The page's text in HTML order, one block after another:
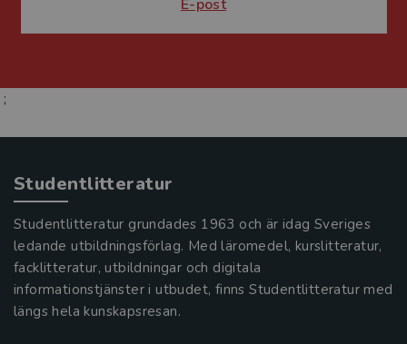
E-post
;
Studentlitteratur
Studentlitteratur grundades 1963 och är idag Sveriges
ledande utbildningsförlag. Med läromedel, kurslitteratur,
facklitteratur, utbildningar och digitala
informationstjänster i utbudet, finns Studentlitteratur med
längs hela kunskapsresan.